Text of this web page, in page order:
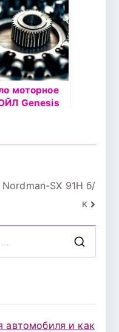
моторное
Genesis
SX 91Н б/
к
автомобиля и как